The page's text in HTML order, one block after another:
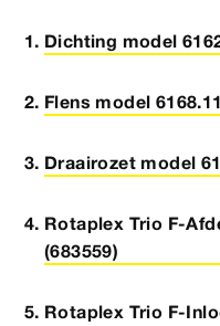
Dichting model
Flens model
Draairozet model
Rotaplex Trio F-
(683559)
Rotaplex Trio F-